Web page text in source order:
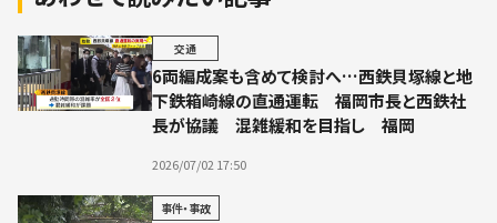
交通
6両編成案も含めて検討へ…西鉄貝塚線と地
下鉄箱崎線の直通運転 福岡市長と西鉄社
長が協議 混雑緩和を目指し 福岡
2026/07/02 17:50
事件・事故